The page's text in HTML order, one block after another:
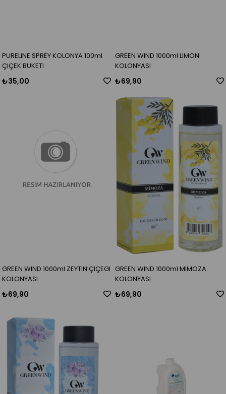
PURELINE SPREY KOLONYA 100ml
ÇIÇEK BUKETI
₺35,00
GREEN WIND 1000ml LIMON
KOLONYASI
₺69,90
GREEN WIND 1000ml ZEYTIN ÇIÇEGI
KOLONYASI
₺69,90
GREEN WIND 1000ml MIMOZA
KOLONYASI
₺69,90